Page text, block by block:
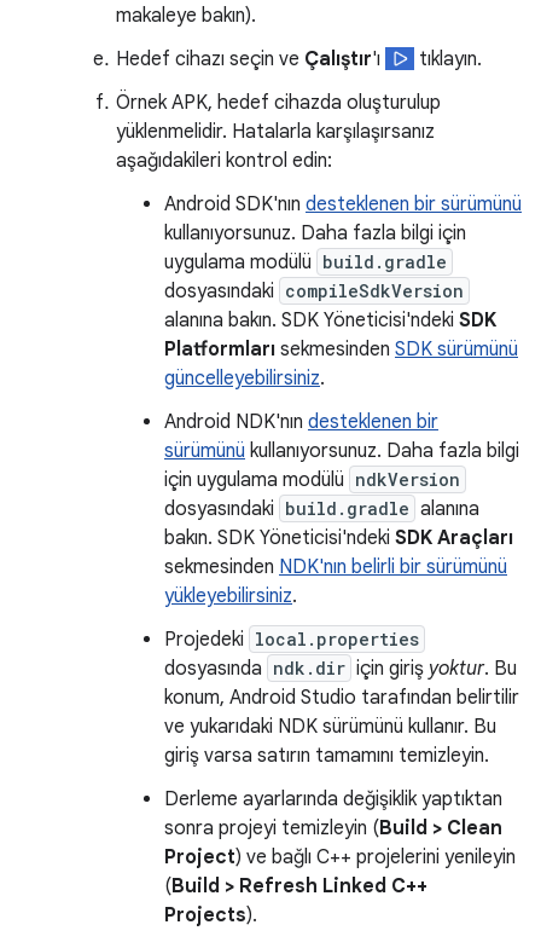
makaleye bakın).
Hedef cihazı seçin ve Çalıştır'ı
tıklayın.
Örnek APK, hedef cihazda oluşturulup
yüklenmelidir. Hatalarla karşılaşırsanız
aşağıdakileri kontrol edin:
Android SDK'nın desteklenen bir sürümünü
kullanıyorsunuz. Daha fazla bilgi için
uygulama modülü build.gradle
dosyasındaki compileSdkVersion
alanına bakın. SDK Yöneticisi'ndeki SDK
Platformları sekmesinden SDK sürümünü
güncelleyebilirsiniz.
Android NDK'nın desteklenen bir
sürümünü kullanıyorsunuz. Daha fazla bilgi
için uygulama modülü ndkVersion
dosyasındaki build.gradle alanına
bakın. SDK Yöneticisi'ndeki SDK Araçları
sekmesinden NDK'nın belirli bir sürümünü
yükleyebilirsiniz.
Projedeki local.properties
dosyasında ndk.dir için giriş yoktur. Bu
konum, Android Studio tarafından belirtilir
ve yukarıdaki NDK sürümünü kullanır. Bu
giriş varsa satırın tamamını temizleyin.
Derleme ayarlarında değişiklik yaptıktan
sonra projeyi temizleyin (Build > Clean
Project) ve bağlı C++ projelerini yenileyin
(Build > Refresh Linked C++
Projects).